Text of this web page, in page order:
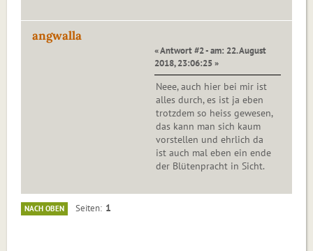
angwalla
« Antwort #2 - am: 22. August
2018, 23:06:25 »
Neee, auch hier bei mir ist
alles durch, es ist ja eben
trotzdem so heiss gewesen,
das kann man sich kaum
vorstellen und ehrlich da
ist auch mal eben ein ende
der Blütenpracht in Sicht.
NACH OBEN Seiten 1